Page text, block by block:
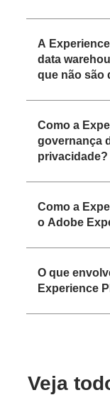
A
data
que não são
Como a
governança
privacidade?
Como a
o Adobe
O que
Experience
Veja